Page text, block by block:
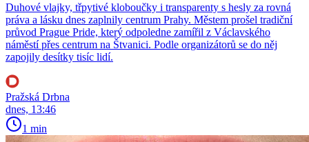
Duhové vlajky, třpytivé kloboučky i transparenty s hesly za rovná
práva a lásku dnes zaplnily centrum Prahy. Městem prošel tradiční
průvod Prague Pride, který odpoledne zamířil z Václavského
náměstí přes centrum na Štvanici. Podle organizátorů se do něj
zapojily desítky tisíc lidí.
Pražská Drbna
dnes, 13:46
1 min